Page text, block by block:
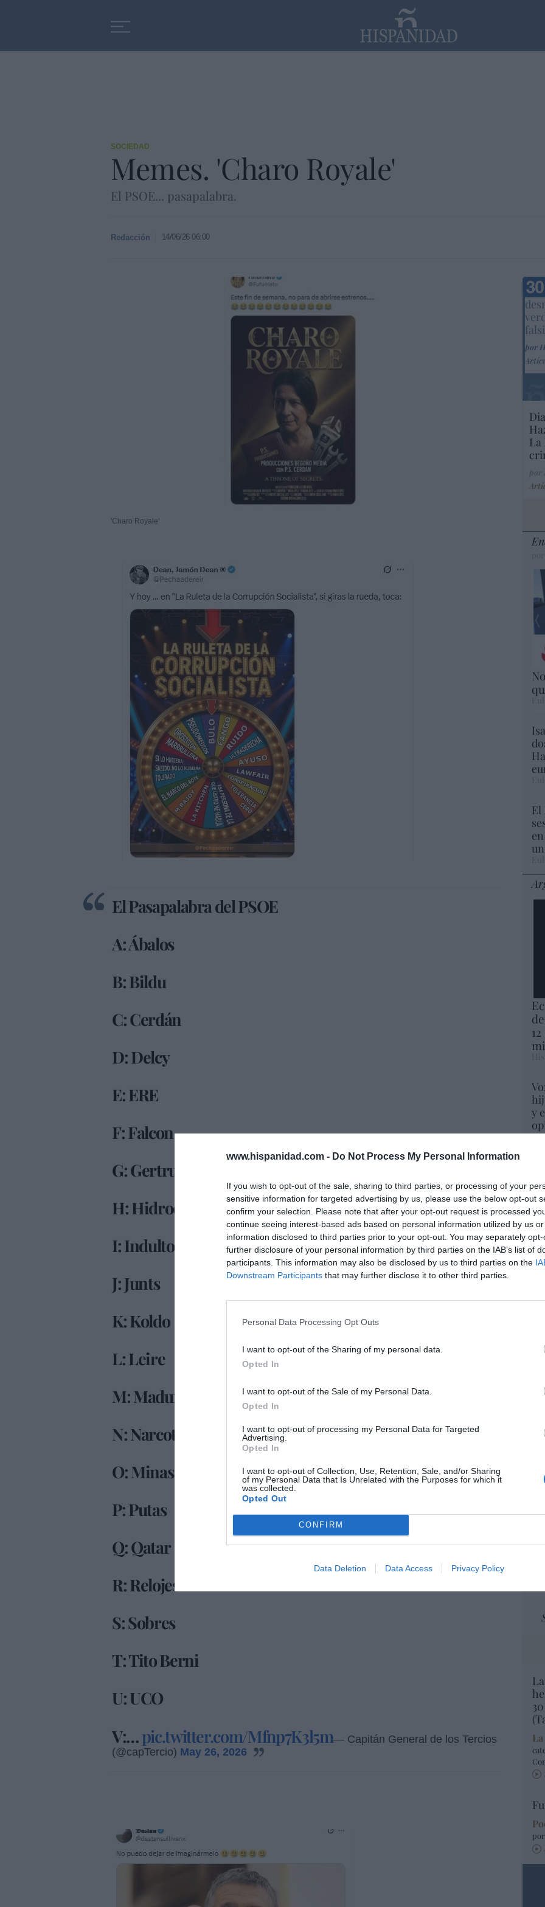
www.hispanidad.com - Do Not Process My Personal Information
If you wish to opt-out of the sale, sharing to third parties, or processing of your
sensitive information for targeted advertising by us, please use the below opt-out
confirm your selection. Please note that after your opt-out request is processed
continue seeing interest-based ads based on personal information utilized by us
information disclosed to third parties prior to your opt-out. You may separately
further disclosure of your personal information by third parties on the IAB’s list of
participants. This information may also be disclosed by us to third parties on the
Downstream Participants that may further disclose it to other third parties.
Personal Data Processing Opt Outs
I want to opt-out of the Sharing of my personal data.
Opted In
I want to opt-out of the Sale of my Personal Data.
Opted In
I want to opt-out of processing my Personal Data for Targeted
Advertising.
Opted In
I want to opt-out of Collection, Use, Retention, Sale, and/or Sharing
of my Personal Data that Is Unrelated with the Purposes for which it
was collected.
Opted Out
CONFIRM
Data Deletion Data Access Privacy Policy
SOCIEDAD
Memes. 'Charo Royale'
El PSOE... pasapalabra.
Redacción 14/06/26 06:00
'Charo Royale'
El Pasapalabra del PSOE
A: Ábalos
B: Bildu
C: Cerdán
D: Delcy
E: ERE
F: Falcon
G: Gertrudis
H: Hidrocarburos
I: Indultos
J: Junts
K: Koldo
L: Leire
M: Maduro
N: Narcotráfico
O: Minas de Oro
P: Putas
Q: Qatar
R: Relojes
S: Sobres
T: Tito Berni
U: UCO
V:…pic.twitter.com/Mfnp7K3l5m— Capitán General de los Tercios
(@capTercio) May 26, 2026
por
La
El
y
por
por